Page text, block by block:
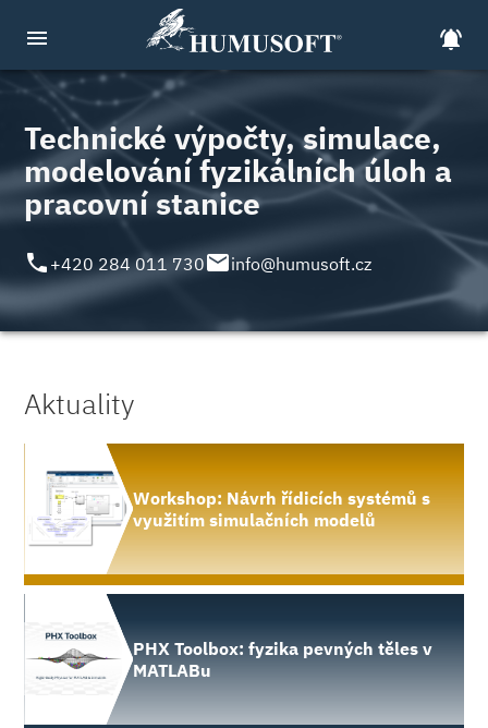
menu notifications_active
Technické výpočty, simulace,
modelování fyzikálních úloh a
pracovní stanice
local_phone +420 284 011 730emailinfo@humusoft.cz
Aktuality
Workshop: Návrh řídicích systémů s
využitím simulačních modelů
PHX Toolbox: fyzika pevných těles v
MATLABu